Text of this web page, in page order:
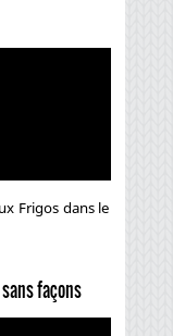
Frigos dans le
façons